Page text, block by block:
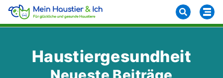
Haustiergesundheit